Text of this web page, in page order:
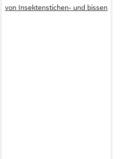
von Insektenstichen- und bissen